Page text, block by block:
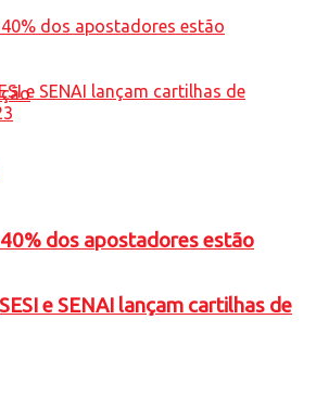
40% dos apostadores estão
e SENAI lançam cartilhas de